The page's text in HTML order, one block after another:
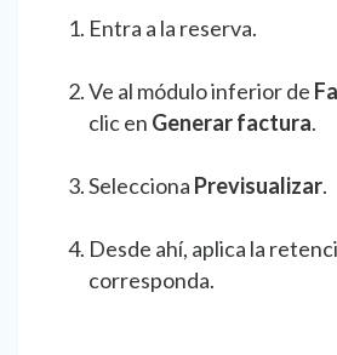
Entra a la reserva.
Ve al módulo inferior de
clic en Generar factura.
Selecciona Previsualizar.
Desde ahí, aplica la
corresponda.